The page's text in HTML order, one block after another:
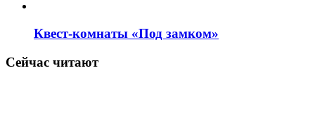
Квест-комнаты «Под замком»
Сейчас читают